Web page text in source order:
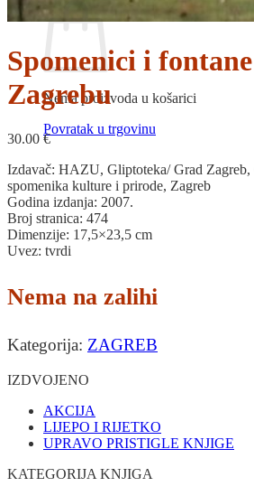
Nema proizvoda u košarici
Povratak u trgovinu
Spomenici i
Zagrebu
30.00 €
Izdavač: HAZU, Gliptoteka/ Grad Zagreb,
spomenika kulture i prirode, Zagreb
Godina izdanja: 2007.
Broj stranica: 474
Dimenzije: 17,5×23,5 cm
Uvez: tvrdi
Nema na zalihi
Kategorija: ZAGREB
IZDVOJENO
AKCIJA
LIJEPO I RIJETKO
UPRAVO PRISTIGLE KNJIGE
KATEGORIJA KNJIGA